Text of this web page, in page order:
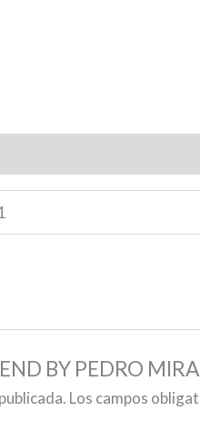
BY PEDRO
Los campos